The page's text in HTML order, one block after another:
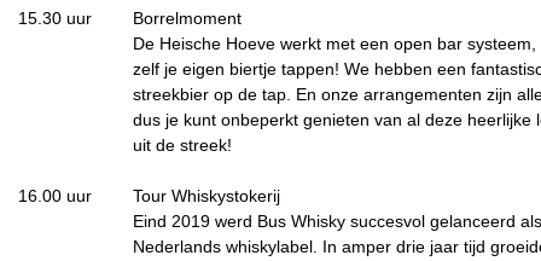
15.30 uur
Borrelmoment
De Heische Hoeve werkt met een open bar
zelf je eigen biertje tappen! We hebben een
streekbier op de tap. En onze arrangementen zijn
dus je kunt onbeperkt genieten van al deze heerlijke
uit de streek!
16.00 uur
Tour Whiskystokerij
Eind 2019 werd Bus Whisky succesvol gelanceerd
Nederlands whiskylabel. In amper drie jaar tijd